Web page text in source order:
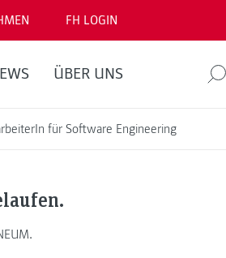
FH LOGIN
ÜBER UNS
für Software Engineering